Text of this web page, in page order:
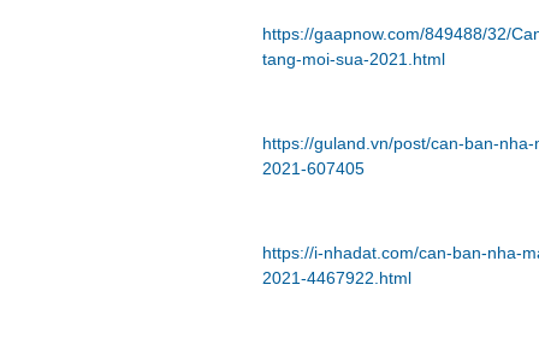
https://gaapnow.com/849488/32/
tang-moi-sua-2021.html
https://guland.vn/post/can-ban-
2021-607405
https://i-nhadat.com/can-ban-nha-
2021-4467922.html